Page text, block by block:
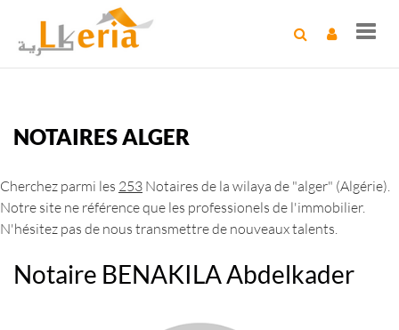
NOTAIRES ALGER
Cherchez parmi les 253 Notaires de la wilaya de "alger" (Algérie).
Notre site ne référence que les professionels de l'immobilier.
N'hésitez pas de nous transmettre de nouveaux talents.
Notaire BENAKILA Abdelkader